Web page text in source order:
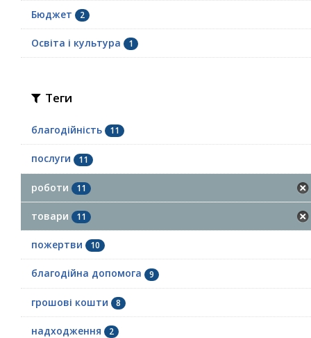
Бюджет 2
Освіта і культура 1
Теги
благодійність 11
послуги 11
роботи 11
товари 11
пожертви 10
благодійна допомога 9
грошові кошти 8
надходження 2